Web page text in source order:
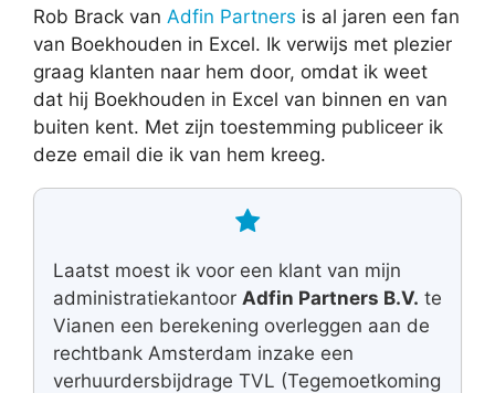
Rob Brack van Adfin Partners is al jaren een fan
van Boekhouden in Excel. Ik verwijs met plezier
graag klanten naar hem door, omdat ik weet
dat hij Boekhouden in Excel van binnen en van
buiten kent. Met zijn toestemming publiceer ik
deze email die ik van hem kreeg.
Laatst moest ik voor een klant van mijn
administratiekantoor Adfin Partners B.V. te
Vianen een berekening overleggen aan de
rechtbank Amsterdam inzake een
verhuurdersbijdrage TVL (Tegemoetkoming